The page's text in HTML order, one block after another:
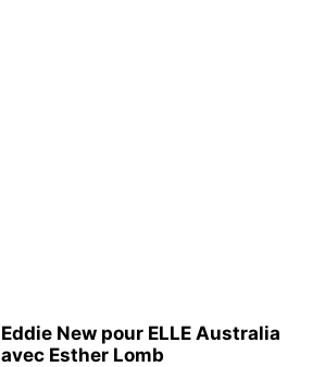
Eddie New pour ELLE Australia
avec Esther Lomb